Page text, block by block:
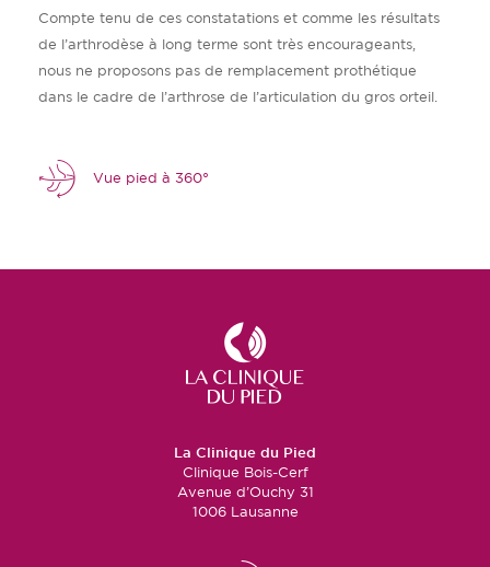
Vue pied à 360°
Compte tenu de ces constatations et comme les résultats
de l’arthrodèse à long terme sont très encourageants,
nous ne proposons pas de remplacement prothétique
dans le cadre de l’arthrose de l’articulation du gros orteil.
La Clinique du Pied
Clinique Bois-Cerf
Avenue d’Ouchy 31
1006 Lausanne